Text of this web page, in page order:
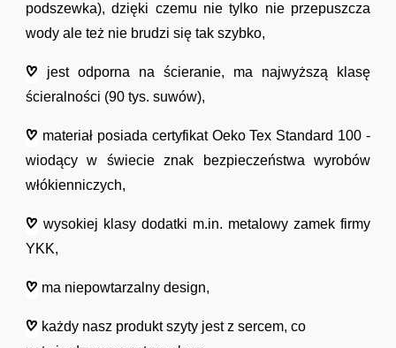
podszewka), dzięki czemu nie tylko nie przepuszcza
wody ale też nie brudzi się tak szybko,
jest odporna na ścieranie, ma najwyższą klasę
ścieralności (90 tys. suwów),
materiał posiada certyfikat Oeko Tex Standard 100 -
wiodący w świecie znak bezpieczeństwa wyrobów
włókienniczych,
wysokiej klasy dodatki m.in. metalowy zamek firmy
YKK,
ma niepowtarzalny design,
każdy nasz produkt szyty jest z sercem, co